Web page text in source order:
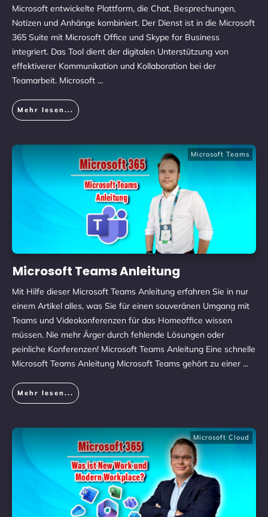
Microsoft entwickelte Plattform, die Chat, Besprechungen,
Notizen und Anhänge kombiniert. Der Dienst ist in die Microsoft
365 Suite mit Microsoft Office und Skype for Business
integriert. Das Tool dient der digitalen Unterstützung von
effektiverer Kommunikation und Kollaboration bei der
Teamarbeit. Microsoft ...
Mehr lesen...
Microsoft Teams
Microsoft Teams Anleitung
Mit Hilfe dieser Microsoft Teams Anleitung erfahren Sie in nur
einem Artikel alles, was Sie für einen souveränen Umgang mit
Teams und Videokonferenzen für das Homeoffice wissen
müssen. Nie mehr Ärger durch fehlende Lösungen oder
peinliche Konferenzen! Microsoft Teams Anleitung Eine schnelle
Microsoft Teams Anleitung Microsoft Teams gehört zu einer ...
Mehr lesen...
Microsoft Cloud